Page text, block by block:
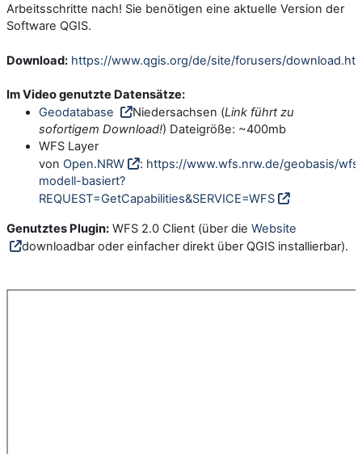
Arbeitsschritte nach! Sie benötigen eine aktuelle Version der
Software QGIS.
Download: https://www.qgis.org/de/site/forusers/
Im Video genutzte Datensätze:
Geodatabase
Niedersachsen (Link führt zu
sofortigem Download!) Dateigröße: ~400mb
WFS Layer
von Open.NRW : https://www.wfs.nrw.de/geobasis/
modell-basiert?
REQUEST=GetCapabilities&SERVICE=WFS
Genutztes Plugin: WFS 2.0 Client (über die Website
downloadbar oder einfacher direkt über QGIS installierbar).